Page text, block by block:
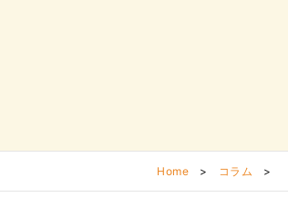
Home > コラム >